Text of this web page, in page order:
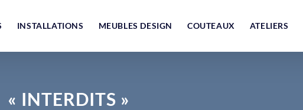
INSTALLATIONS MEUBLES DESIGN COUTEAUX ATELIERS
« INTERDITS »